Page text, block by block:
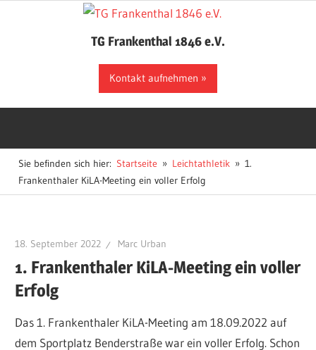
TG Frankenthal 1846 e.V.
Kontakt aufnehmen
Sie befinden sich hier: Startseite Leichtathletik
1.
Frankenthaler KiLA-Meeting ein voller Erfolg
18. September 2022 Marc Urban
1. Frankenthaler KiLA-Meeting ein voller
Erfolg
Das 1. Frankenthaler KiLA-Meeting am 18.09.2022 auf
dem Sportplatz Benderstraße war ein voller Erfolg. Schon